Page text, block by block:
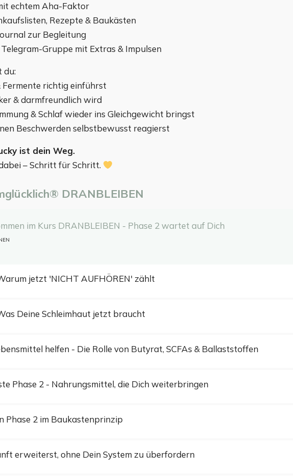
echtem Aha-Faktor
Rezepte & Baukästen
zur Begleitung
Gruppe mit Extras & Impulsen
du:
Fermente richtig einführst
& darmfreundlich wird
& Schlaf wieder ins Gleichgewicht bringst
Beschwerden selbstbewusst reagierst
ist dein Weg.
– Schritt für Schritt.
DRANBLEIBEN
im Kurs DRANBLEIBEN - Phase 2 wartet auf Dich
jetzt 'NICHT AUFHÖREN' zählt
Deine Schleimhaut jetzt braucht
helfen - Die Rolle von Butyrat, SCFAs & Ballaststoffen
Phase 2 - Nahrungsmittel, die Dich weiterbringen
Phase 2 im Baukastenprinzip
erweiterst, ohne Dein System zu überfordern